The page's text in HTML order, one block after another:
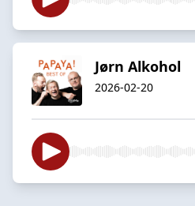
Jørn Alkohol
2026-02-20